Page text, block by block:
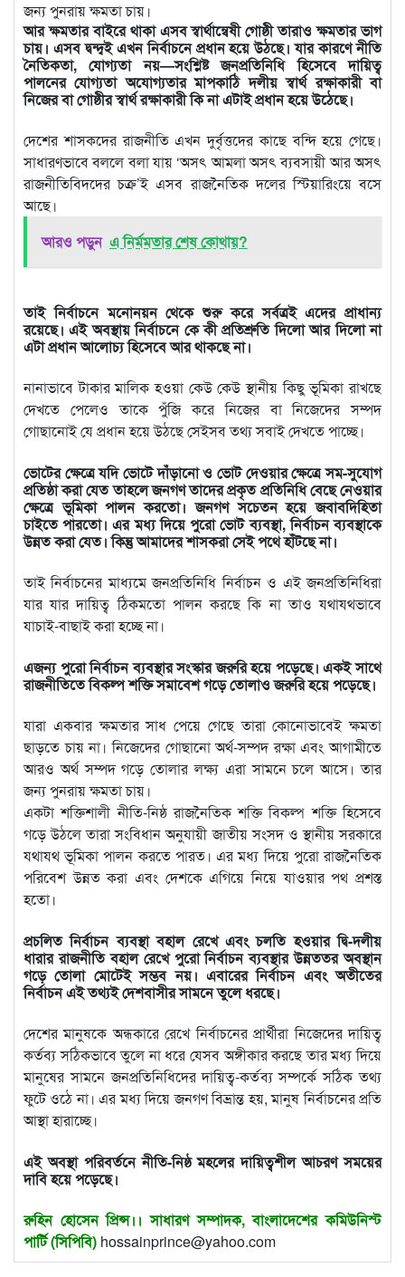
জন্য পুনরায় ক্ষমতা চায়।
আর ক্ষমতার বাইরে থাকা এসব স্বার্থান্বেষী গোষ্ঠী তারাও ক্ষমতার ভাগ
চায়। এসব দ্বন্দ্বই এখন নির্বাচনে প্রধান হয়ে উঠছে। যার কারণে নীতি
নৈতিকতা, যোগ্যতা নয়—সংশ্লিষ্ট জনপ্রতিনিধি হিসেবে দায়িত্ব
পালনের যোগ্যতা অযোগ্যতার মাপকাঠি দলীয় স্বার্থ রক্ষাকারী বা
নিজের বা গোষ্ঠীর স্বার্থ রক্ষাকারী কি না এটাই প্রধান হয়ে উঠেছে।
দেশের শাসকদের রাজনীতি এখন দুর্বৃত্তদের কাছে বন্দি হয়ে গেছে।
সাধারণভাবে বললে বলা যায় ‘অসৎ আমলা অসৎ ব্যবসায়ী আর অসৎ
রাজনীতিবিদদের চক্র’ই এসব রাজনৈতিক দলের স্টিয়ারিংয়ে বসে
আছে।
আরও পড়ুন এ নির্মমতার শেষ কোথায়?
তাই নির্বাচনে মনোনয়ন থেকে শুরু করে সর্বত্রই এদের প্রাধান্য
রয়েছে। এই অবস্থায় নির্বাচনে কে কী প্রতিশ্রুতি দিলো আর দিলো না
এটা প্রধান আলোচ্য হিসেবে আর থাকছে না।
নানাভাবে টাকার মালিক হওয়া কেউ কেউ স্থানীয় কিছু ভূমিকা রাখছে
দেখতে পেলেও তাকে পুঁজি করে নিজের বা নিজেদের সম্পদ
গোছানোই যে প্রধান হয়ে উঠছে সেইসব তথ্য সবাই দেখতে পাচ্ছে।
ভোটের ক্ষেত্রে যদি ভোটে দাঁড়ানো ও ভোট দেওয়ার ক্ষেত্রে সম-সুযোগ
প্রতিষ্ঠা করা যেত তাহলে জনগণ তাদের প্রকৃত প্রতিনিধি বেছে নেওয়ার
ক্ষেত্রে ভূমিকা পালন করতো। জনগণ সচেতন হয়ে জবাবদিহিতা
চাইতে পারতো। এর মধ্য দিয়ে পুরো ভোট ব্যবস্থা, নির্বাচন ব্যবস্থাকে
উন্নত করা যেত। কিন্তু আমাদের শাসকরা সেই পথে হাঁটছে না।
তাই নির্বাচনের মাধ্যমে জনপ্রতিনিধি নির্বাচন ও এই জনপ্রতিনিধিরা
যার যার দায়িত্ব ঠিকমতো পালন করছে কি না তাও যথাযথভাবে
যাচাই-বাছাই করা হচ্ছে না।
এজন্য পুরো নির্বাচন ব্যবস্থার সংস্কার জরুরি হয়ে পড়েছে। একই সাথে
রাজনীতিতে বিকল্প শক্তি সমাবেশ গড়ে তোলাও জরুরি হয়ে পড়েছে।
যারা একবার ক্ষমতার সাধ পেয়ে গেছে তারা কোনোভাবেই ক্ষমতা
ছাড়তে চায় না। নিজেদের গোছানো অর্থ-সম্পদ রক্ষা এবং আগামীতে
আরও অর্থ সম্পদ গড়ে তোলার লক্ষ্য এরা সামনে চলে আসে। তার
জন্য পুনরায় ক্ষমতা চায়।
একটা শক্তিশালী নীতি-নিষ্ঠ রাজনৈতিক শক্তি বিকল্প শক্তি হিসেবে
গড়ে উঠলে তারা সংবিধান অনুযায়ী জাতীয় সংসদ ও স্থানীয় সরকারে
যথাযথ ভূমিকা পালন করতে পারত। এর মধ্য দিয়ে পুরো রাজনৈতিক
পরিবেশ উন্নত করা এবং দেশকে এগিয়ে নিয়ে যাওয়ার পথ প্রশস্ত
হতো।
প্রচলিত নির্বাচন ব্যবস্থা বহাল রেখে এবং চলতি হওয়ার দ্বি-দলীয়
ধারার রাজনীতি বহাল রেখে পুরো নির্বাচন ব্যবস্থার উন্নততর অবস্থান
গড়ে তোলা মোটেই সম্ভব নয়। এবারের নির্বাচন এবং অতীতের
নির্বাচন এই তথ্যই দেশবাসীর সামনে তুলে ধরছে।
দেশের মানুষকে অন্ধকারে রেখে নির্বাচনের প্রার্থীরা নিজেদের দায়িত্ব
কর্তব্য সঠিকভাবে তুলে না ধরে যেসব অঙ্গীকার করছে তার মধ্য দিয়ে
মানুষের সামনে জনপ্রতিনিধিদের দায়িত্ব-কর্তব্য সম্পর্কে সঠিক তথ্য
ফুটে ওঠে না। এর মধ্য দিয়ে জনগণ বিভ্রান্ত হয়, মানুষ নির্বাচনের প্রতি
আস্থা হারাচ্ছে।
এই অবস্থা পরিবর্তনে নীতি-নিষ্ঠ মহলের দায়িত্বশীল আচরণ সময়ের
দাবি হয়ে পড়েছে।
রুহিন হোসেন প্রিন্স।। সাধারণ সম্পাদক, বাংলাদেশের কমিউনিস্ট
পার্টি (সিপিবি) hossainprince@yahoo.com